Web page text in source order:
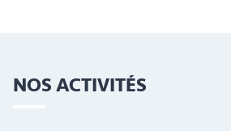
NOS ACTIVITÉS